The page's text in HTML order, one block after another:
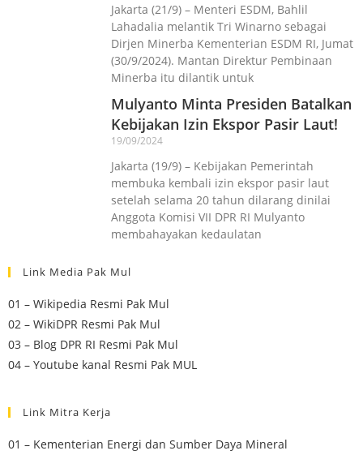
Jakarta (21/9) – Menteri ESDM, Bahlil
Lahadalia melantik Tri Winarno sebagai
Dirjen Minerba Kementerian ESDM RI, Jumat
(30/9/2024). Mantan Direktur Pembinaan
Minerba itu dilantik untuk
Mulyanto Minta Presiden Batalkan
Kebijakan Izin Ekspor Pasir Laut!
19/09/2024
Jakarta (19/9) – Kebijakan Pemerintah
membuka kembali izin ekspor pasir laut
setelah selama 20 tahun dilarang dinilai
Anggota Komisi VII DPR RI Mulyanto
membahayakan kedaulatan
Link Media Pak Mul
01 – Wikipedia Resmi Pak Mul
02 – WikiDPR Resmi Pak Mul
03 – Blog DPR RI Resmi Pak Mul
04 – Youtube kanal Resmi Pak MUL
Link Mitra Kerja
01 – Kementerian Energi dan Sumber Daya Mineral